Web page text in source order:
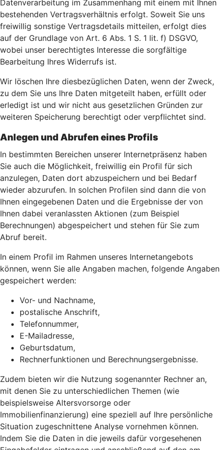
Datenverarbeitung im Zusammenhang mit einem mit Ihnen
bestehenden Vertragsverhältnis erfolgt. Soweit Sie uns
freiwillig sonstige Vertragsdetails mitteilen, erfolgt dies
auf der Grundlage von Art. 6 Abs. 1 S. 1 lit. f) DSGVO,
wobei unser berechtigtes Interesse die sorgfältige
Bearbeitung Ihres Widerrufs ist.
Wir löschen Ihre diesbezüglichen Daten, wenn der Zweck,
zu dem Sie uns Ihre Daten mitgeteilt haben, erfüllt oder
erledigt ist und wir nicht aus gesetzlichen Gründen zur
weiteren Speicherung berechtigt oder verpflichtet sind.
Anlegen und Abrufen eines Profils
In bestimmten Bereichen unserer Internetpräsenz haben
Sie auch die Möglichkeit, freiwillig ein Profil für sich
anzulegen, Daten dort abzuspeichern und bei Bedarf
wieder abzurufen. In solchen Profilen sind dann die von
Ihnen eingegebenen Daten und die Ergebnisse der von
Ihnen dabei veranlassten Aktionen (zum Beispiel
Berechnungen) abgespeichert und stehen für Sie zum
Abruf bereit.
In einem Profil im Rahmen unseres Internetangebots
können, wenn Sie alle Angaben machen, folgende Angaben
gespeichert werden:
Vor- und Nachname,
postalische Anschrift,
Telefonnummer,
E-Mailadresse,
Geburtsdatum,
Rechnerfunktionen und Berechnungsergebnisse.
Zudem bieten wir die Nutzung sogenannter Rechner an,
mit denen Sie zu unterschiedlichen Themen (wie
beispielsweise Altersvorsorge oder
Immobilienfinanzierung) eine speziell auf Ihre persönliche
Situation zugeschnittene Analyse vornehmen können.
Indem Sie die Daten in die jeweils dafür vorgesehenen